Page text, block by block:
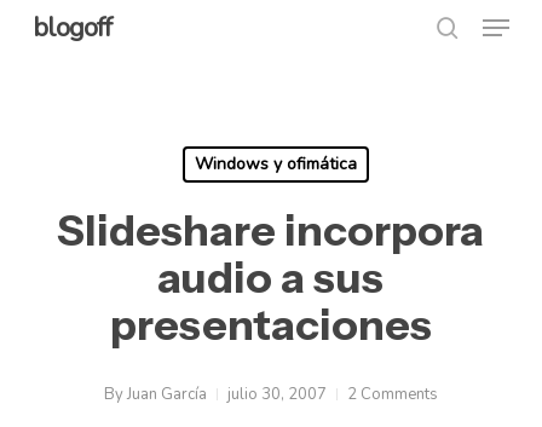
Skipblogoff Menu
Windows y ofimática
Slideshare incorpora
audio a sus
presentaciones
ByJuan García julio 30, 2007 2 Comments